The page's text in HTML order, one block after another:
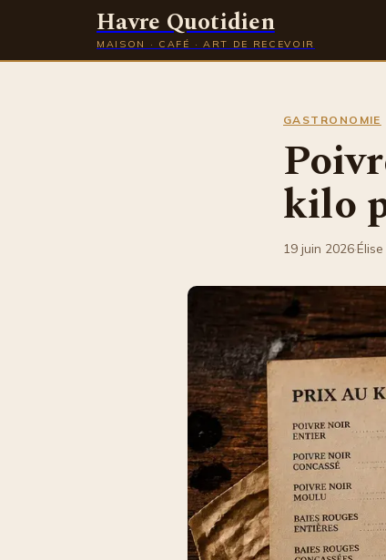
Havre Quotidien
MAISON · CAFÉ · ART DE RECEVOIR
GASTRONOMIE
kilo
19 juin 2026·